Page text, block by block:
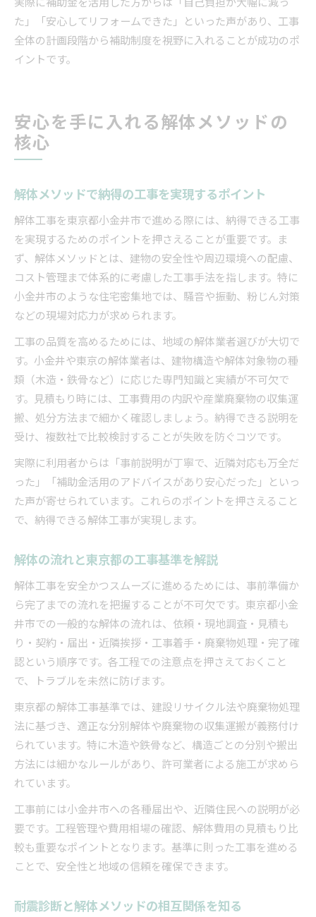
た」「安心してリフォームできた」といった声があり、工事
全体の計画段階から補助制度を視野に入れることが成功のポ
イントです。
安心を手に入れる解体メソッドの
核心
解体メソッドで納得の工事を実現するポイント
解体工事を東京都小金井市で進める際には、納得できる工事
を実現するためのポイントを押さえることが重要です。ま
ず、解体メソッドとは、建物の安全性や周辺環境への配慮、
コスト管理まで体系的に考慮した工事手法を指します。特に
小金井市のような住宅密集地では、騒音や振動、粉じん対策
などの現場対応力が求められます。
工事の品質を高めるためには、地域の解体業者選びが大切で
す。小金井や東京の解体業者は、建物構造や解体対象物の種
類（木造・鉄骨など）に応じた専門知識と実績が不可欠で
す。見積もり時には、工事費用の内訳や産業廃棄物の収集運
搬、処分方法まで細かく確認しましょう。納得できる説明を
受け、複数社で比較検討することが失敗を防ぐコツです。
実際に利用者からは「事前説明が丁寧で、近隣対応も万全だ
った」「補助金活用のアドバイスがあり安心だった」といっ
た声が寄せられています。これらのポイントを押さえること
で、納得できる解体工事が実現します。
解体の流れと東京都の工事基準を解説
解体工事を安全かつスムーズに進めるためには、事前準備か
ら完了までの流れを把握することが不可欠です。東京都小金
井市での一般的な解体の流れは、依頼・現地調査・見積も
り・契約・届出・近隣挨拶・工事着手・廃棄物処理・完了確
認という順序です。各工程での注意点を押さえておくこと
で、トラブルを未然に防げます。
東京都の解体工事基準では、建設リサイクル法や廃棄物処理
法に基づき、適正な分別解体や廃棄物の収集運搬が義務付け
られています。特に木造や鉄骨など、構造ごとの分別や搬出
方法には細かなルールがあり、許可業者による施工が求めら
れています。
工事前には小金井市への各種届出や、近隣住民への説明が必
要です。工程管理や費用相場の確認、解体費用の見積もり比
較も重要なポイントとなります。基準に則った工事を進める
ことで、安全性と地域の信頼を確保できます。
耐震診断と解体メソッドの相互関係を知る